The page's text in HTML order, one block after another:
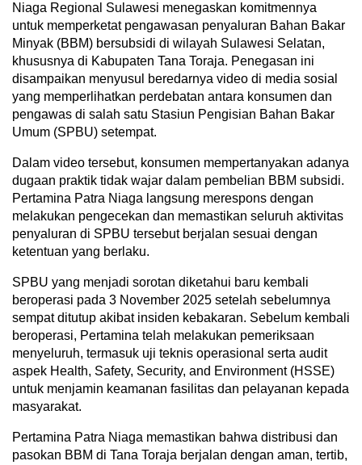
Niaga Regional Sulawesi menegaskan komitmennya
untuk memperketat pengawasan penyaluran Bahan Bakar
Minyak (BBM) bersubsidi di wilayah Sulawesi Selatan,
khususnya di Kabupaten Tana Toraja. Penegasan ini
disampaikan menyusul beredarnya video di media sosial
yang memperlihatkan perdebatan antara konsumen dan
pengawas di salah satu Stasiun Pengisian Bahan Bakar
Umum (SPBU) setempat.
Dalam video tersebut, konsumen mempertanyakan adanya
dugaan praktik tidak wajar dalam pembelian BBM subsidi.
Pertamina Patra Niaga langsung merespons dengan
melakukan pengecekan dan memastikan seluruh aktivitas
penyaluran di SPBU tersebut berjalan sesuai dengan
ketentuan yang berlaku.
SPBU yang menjadi sorotan diketahui baru kembali
beroperasi pada 3 November 2025 setelah sebelumnya
sempat ditutup akibat insiden kebakaran. Sebelum kembali
beroperasi, Pertamina telah melakukan pemeriksaan
menyeluruh, termasuk uji teknis operasional serta audit
aspek Health, Safety, Security, and Environment (HSSE)
untuk menjamin keamanan fasilitas dan pelayanan kepada
masyarakat.
Pertamina Patra Niaga memastikan bahwa distribusi dan
pasokan BBM di Tana Toraja berjalan dengan aman, tertib,